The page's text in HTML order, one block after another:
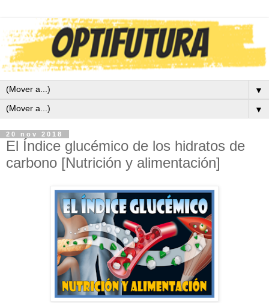
▼
▼
20 nov 2018
El Índice glucémico de los hidratos de
carbono [Nutrición y alimentación]